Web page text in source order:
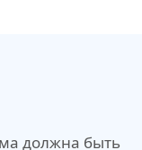
должна быть